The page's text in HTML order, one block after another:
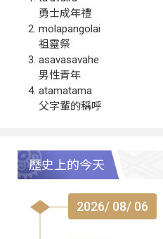
勇士成年禮
molapangolai
祖靈祭
asavasavahe
男性青年
atamatama
父字輩的稱呼
歷史上的今天
2026/ 08/ 06